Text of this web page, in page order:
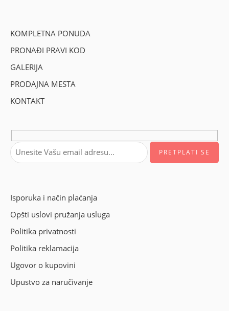
KOMPLETNA PONUDA
PRONAĐI PRAVI KOD
GALERIJA
PRODAJNA MESTA
KONTAKT
Isporuka i način plaćanja
Opšti uslovi pružanja usluga
Politika privatnosti
Politika reklamacija
Ugovor o kupovini
Upustvo za naručivanje